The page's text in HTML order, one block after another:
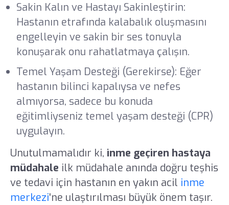
Sakin Kalın ve Hastayı Sakinleştirin:
Hastanın etrafında kalabalık oluşmasını
engelleyin ve sakin bir ses tonuyla
konuşarak onu rahatlatmaya çalışın.
Temel Yaşam Desteği (Gerekirse): Eğer
hastanın bilinci kapalıysa ve nefes
almıyorsa, sadece bu konuda
eğitimliyseniz temel yaşam desteği (CPR)
uygulayın.
Unutulmamalıdır ki, inme geçiren hastaya
müdahale ilk müdahale anında doğru teşhis
ve tedavi için hastanın en yakın acil inme
merkezi'ne ulaştırılması büyük önem taşır.